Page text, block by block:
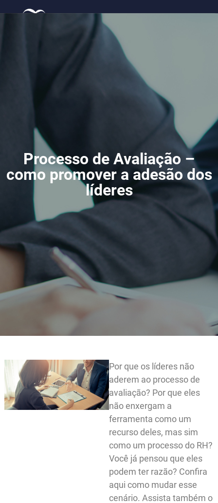
Processo de Avaliação –
como promover a adesão
líderes
Por que os líderes não
aderem ao processo
avaliação? Por que
não enxergam a
ferramenta como um
recurso deles, mas
como um processo do